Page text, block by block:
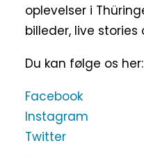
oplevelser i
billeder, live
Du kan følge os her:
Facebook
Instagram
Twitter